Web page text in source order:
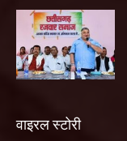
वाइरल स्टोरी